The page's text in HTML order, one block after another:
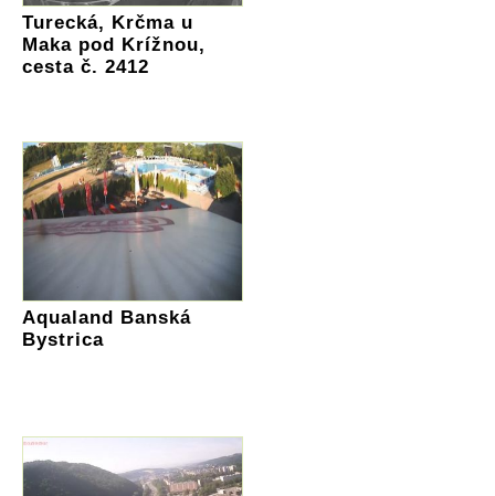
Turecká, Krčma u
Maka pod Krížnou,
cesta č. 2412
Aqualand Banská
Bystrica